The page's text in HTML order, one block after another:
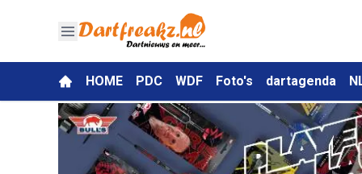
HOME PDC WDF Foto's dartagenda